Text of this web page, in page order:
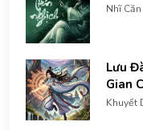
Nhĩ Căn
Lưu
Gian
Khuyết